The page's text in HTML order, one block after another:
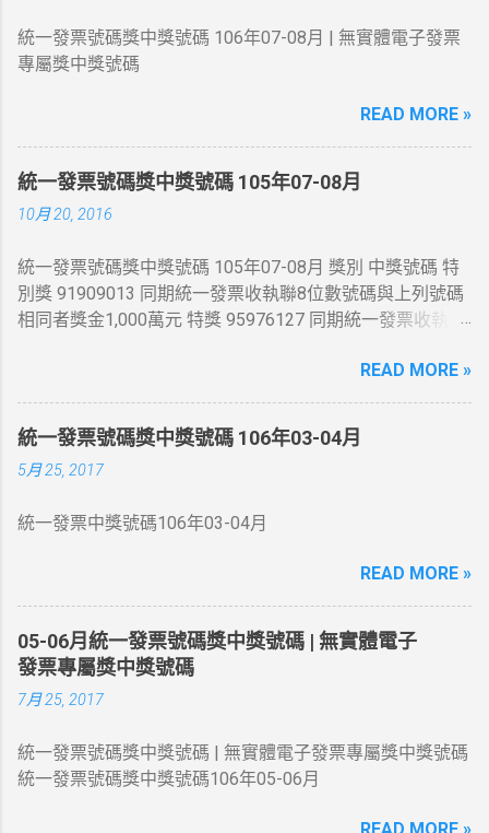
統一發票號碼獎中獎號碼 106年07-08月 | 無實體電子發票
專屬獎中獎號碼
READ MORE »
統一發票號碼獎中獎號碼 105年07-08月
10月 20, 2016
統一發票號碼獎中獎號碼 105年07-08月 獎別 中獎號碼 特
別獎 91909013 同期統一發票收執聯8位數號碼與上列號碼
相同者獎金1,000萬元 特獎 95976127 同期統一發票收執聯
、 41876525 、 86331065 同期統一發票收執聯8位數號碼
與上列號碼相同者獎金20萬元 二獎 同期統一發票收執聯末
7 位數號碼與頭獎中獎號碼末7 位相同者各得獎金4 萬元 三
獎 同期統一發票收執聯末6 位數號碼與頭獎中獎號碼末6 位
相同者各得獎金1 萬元 四獎 同期統一發票收執聯末5 位數
期統一發票收執聯末4 位數號碼與頭獎中獎號碼末4 位相同
與頭獎中獎號碼末3 位相同者各得獎金 2 百元 增開六獎
352 、 672 、 731 、 214 同期統一發票收執聯末3 位數號
碼與上列號碼相同者各得獎金 2 百元 領獎期間自105年10
月06日起至106年01月05日止
READ MORE »
統一發票號碼獎中獎號碼 106年03-04月
5月 25, 2017
統一發票中獎號碼106年03-04月
READ MORE »
05-06月統一發票號碼獎中獎號碼 | 無實體電子
發票專屬獎中獎號碼
7月 25, 2017
統一發票號碼獎中獎號碼 | 無實體電子發票專屬獎中獎號碼
統一發票號碼獎中獎號碼106年05-06月